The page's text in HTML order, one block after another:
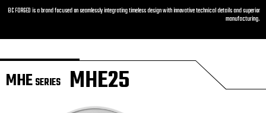
BC FORGED is a brand focused on seamlessly integrating timeless design with innovative technical details and superior
manufacturing.
MHESERIES MHE25